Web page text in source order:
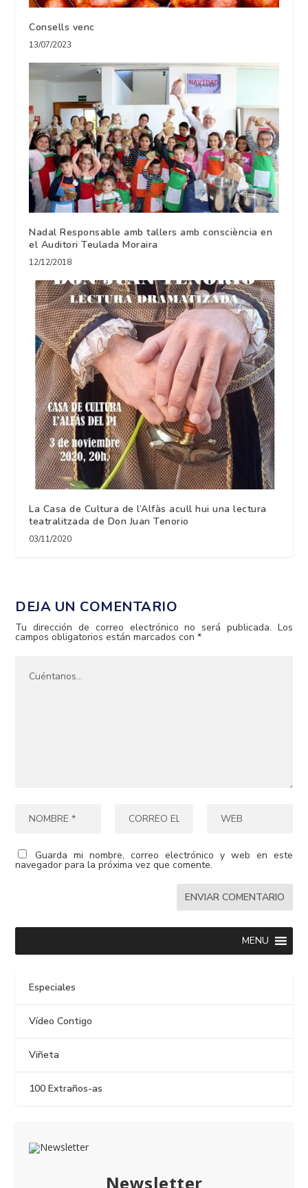
Consells venc
13/07/2023
Nadal Responsable amb tallers amb consciència en
el Auditori Teulada Moraira
12/12/2018
La Casa de Cultura de l’Alfàs acull hui una lectura
teatralitzada de Don Juan Tenorio
03/11/2020
DEJA UN COMENTARIO
Tu dirección de correo electrónico no será publicada. Los
campos obligatorios están marcados con*
Guarda mi nombre, correo electrónico y web en este
navegador para la próxima vez que comente.
MENU
Especiales
Vídeo Contigo
Viñeta
100 Extraños-as
Newsletter